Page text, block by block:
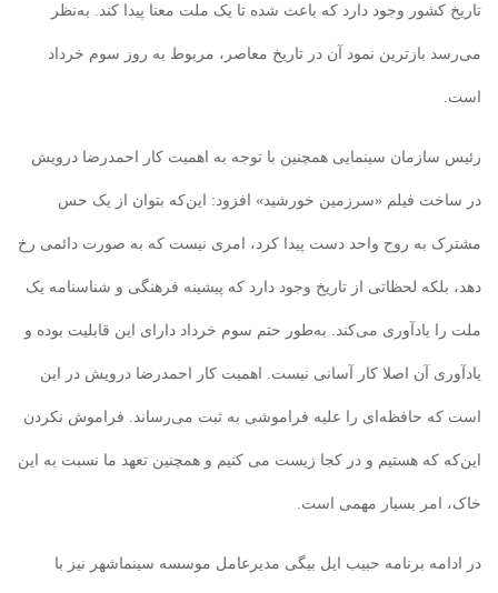
تاریخ کشور وجود دارد که باعث شده تا یک ملت معنا پیدا کند. به‌نظر
می‌رسد بازترین نمود آن در تاریخ معاصر، مربوط به روز سوم خرداد
است.
رئیس سازمان سینمایی همچنین با توجه به اهمیت کار احمدرضا درویش
در ساخت فیلم «سرزمین خورشید» افزود: این‌که بتوان از یک حس
مشترک به روح واحد دست پیدا کرد، امری نیست که به صورت دائمی رخ
دهد، بلکه لحظاتی از تاریخ وجود دارد که پیشینه فرهنگی و شناسنامه یک
ملت را یادآوری می‌کند. به‌طور حتم سوم خرداد دارای این قابلیت بوده و
یادآوری آن اصلا کار آسانی نیست. اهمیت کار احمدرضا درویش در این
است که حافظه‌ای را علیه فراموشی به ثبت می‌رساند. فراموش نکردن
این‌که که هستیم و در کجا زیست می کنیم و همچنین تعهد ما نسبت به این
خاک، امر بسیار مهمی است.
در ادامه برنامه حبیب ایل بیگی مدیرعامل موسسه سینماشهر نیز با